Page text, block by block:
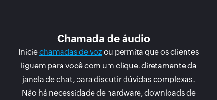
Chamada de áudio
Iniciechamadas de vozou permita que os clientes
liguem para você com um clique, diretamente da
janela de chat, para discutir dúvidas complexas.
Não há necessidade de hardware, downloads de